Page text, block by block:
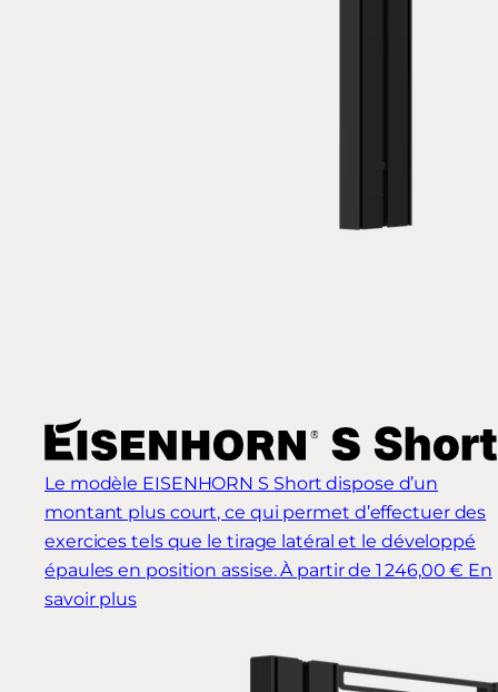
Le modèle EISENHORN S Short dispose d’un
montant plus court, ce qui permet d’effectuer des
exercices tels que le tirage latéral et le développé
épaules en position assise. À partir de 1 246,00 € En
savoir plus